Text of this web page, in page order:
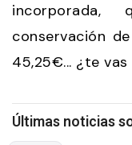
conservación
45,25€... ¿te
Últimas noticias